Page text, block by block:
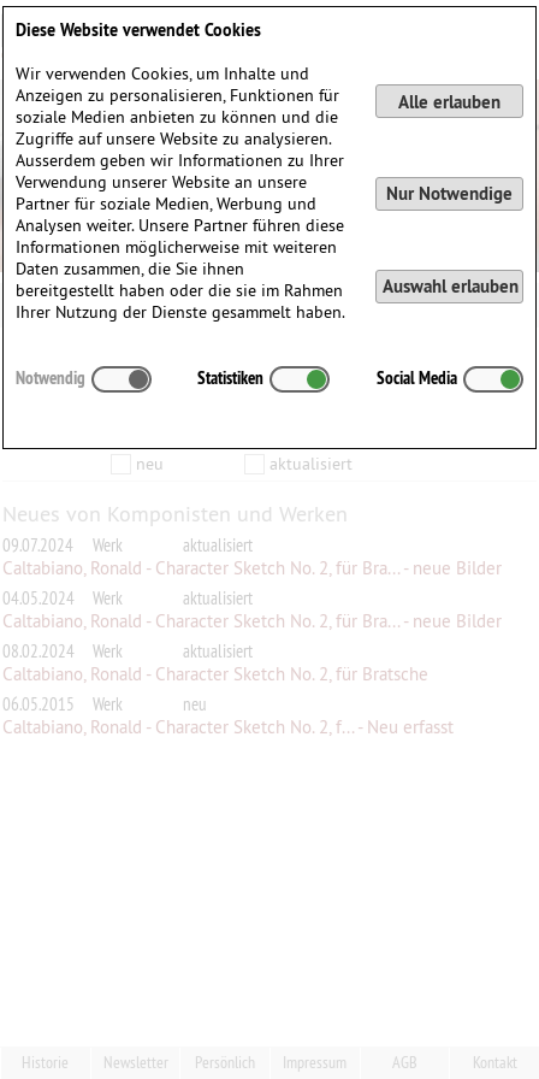
aktualisiert wurden…
Anzeigen
neu
aktualisiert
Neues von Komponisten und Werken
09.07.2024 Werk
aktualisiert
Caltabiano, Ronald - Character Sketch No. 2, für Bra... - neue Bilder
04.05.2024
Werk
aktualisiert
Caltabiano, Ronald - Character Sketch No. 2, für Bra... - neue Bilder
08.02.2024
Werk
aktualisiert
Caltabiano, Ronald - Character Sketch No. 2, für Bratsche
06.05.2015
Werk
neu
Caltabiano, Ronald - Character Sketch No. 2, f... - Neu erfasst
Historie Newsletter Persönlich Impressum AGB Kontakt
Diese Website verwendet Cookies
Wir verwenden Cookies, um Inhalte und
Anzeigen zu personalisieren, Funktionen für
soziale Medien anbieten zu können und die
Zugriffe auf unsere Website zu analysieren.
Ausserdem geben wir Informationen zu Ihrer
Verwendung unserer Website an unsere
Partner für soziale Medien, Werbung und
Analysen weiter. Unsere Partner führen diese
Informationen möglicherweise mit weiteren
Daten zusammen, die Sie ihnen
bereitgestellt haben oder die sie im Rahmen
Ihrer Nutzung der Dienste gesammelt haben.
Alle erlauben
Nur Notwendige
Auswahl erlauben
Notwendig Statistiken Social Media